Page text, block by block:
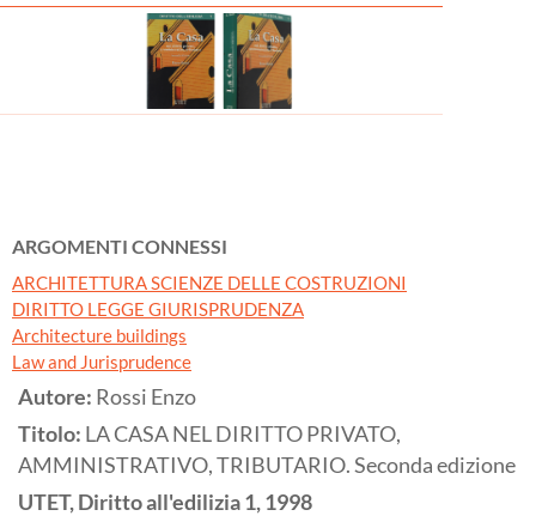
ARGOMENTI CONNESSI
ARCHITETTURA SCIENZE DELLE COSTRUZIONI
DIRITTO LEGGE GIURISPRUDENZA
Architecture buildings
Law and Jurisprudence
Autore: Rossi Enzo
Titolo: LA CASA NEL DIRITTO PRIVATO,
AMMINISTRATIVO, TRIBUTARIO. Seconda edizione
UTET, Diritto all'edilizia 1,1998